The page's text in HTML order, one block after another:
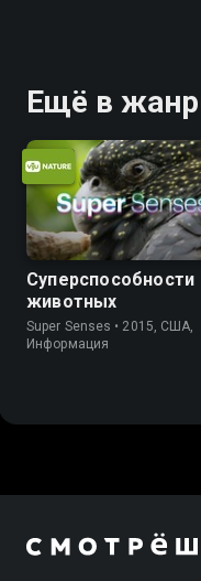
Ещё в
Суперспособности
животных
Super Senses • 2015, США,
Информация